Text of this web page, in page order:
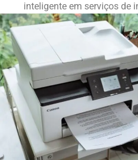
inteligente em serviços de